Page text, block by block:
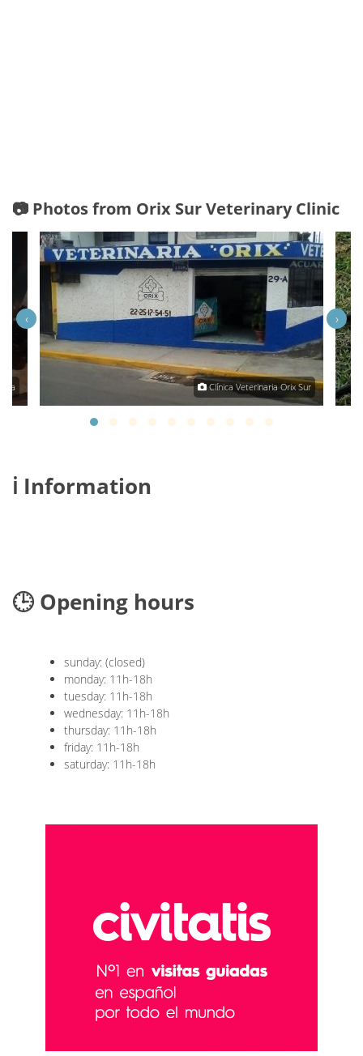
📷 Photos from Orix Sur Veterinary Clinic
Clínica Veterinaria Orix Sur
‹ ›
ℹ️ Information
🕒 Opening hours
sunday: (closed)
monday: 11h-18h
tuesday: 11h-18h
wednesday: 11h-18h
thursday: 11h-18h
friday: 11h-18h
saturday: 11h-18h